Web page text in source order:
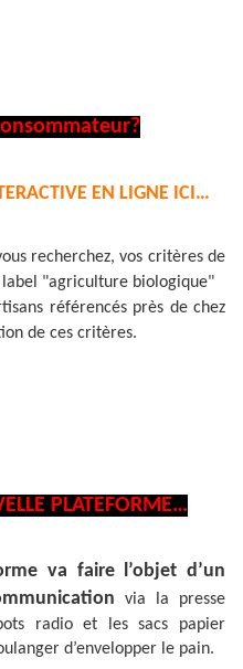
EN LIGNE ICI…
recherchez, vos critères de
label "agriculture biologique"
référencés près de chez
de ces critères.
PLATEFORME…
va faire l’objet d’un
via la presse
radio et les sacs papier
d’envelopper le pain.